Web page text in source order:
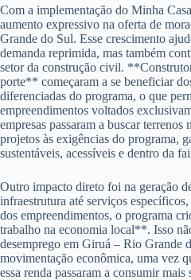
Com a implementação do Minha
aumento expressivo na oferta de
Grande do Sul. Esse crescimento
demanda reprimida, mas também
setor da construção civil.
porte** começaram a se beneficiar
diferenciadas do programa, o que
empreendimentos voltados
empresas passaram a buscar terrenos
projetos às exigências do programa,
sustentáveis, acessíveis e dentro da
Outro impacto direto foi na geração
infraestrutura até serviços
dos empreendimentos, o programa
trabalho na economia local**. Isso
desemprego em Giruá – Rio Grande
movimentação econômica, uma vez
essa renda passaram a consumir